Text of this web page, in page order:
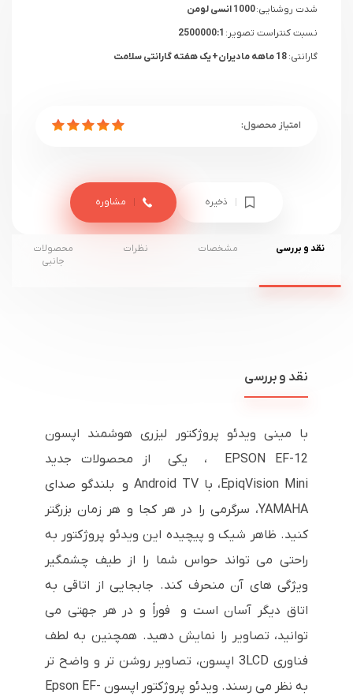
شدت روشنایی:1000 انسی لومن
نسبت کنتراست تصویر:
گارانتی:
ذخیره مشاوره
نقد و بررسی مشخصات نظرات
محصولات
جانبی
نقد و بررسی
با مینی ویدئو پروژکتور لیزری هوشمند اپسون
EPSON EF-12 ، یکی از محصولات جدید
EpiqVision Mini، با Android TV و بلندگو صدای
YAMAHA، سرگرمی را در هر کجا و هر زمان بزرگتر
کنید. ظاهر شیک و پیچیده این ویدئو پروژکتور به
راحتی می تواند حواس شما را از طیف چشمگیر
ویژگی های آن منحرف کند. جابجایی از اتاقی به
اتاق دیگر آسان است و فوراً و در هر جهتی می
توانید، تصاویر را نمایش دهید. همچنین به لطف
فناوری 3LCD اپسون، تصاویر روشن تر و واضح تر
به نظر می رسند. ویدئو پروژکتور اپسون Epson EF-